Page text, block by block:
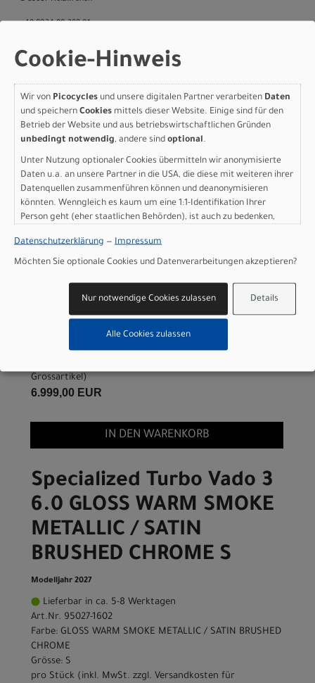
+49 8024 90 288 01
Varianten
Specialized Turbo Vado 3
6.0 GLOSS WARM SMOKE
METALLIC / SATIN
BRUSHED CHROME XL
Modelljahr 2027
Art.Nr. 95027-1605
Farbe: GLOSS WARM SMOKE METALLIC / SATIN BRUSHED
Grösse: XL
Grossartikel)
6.999,00 EUR
IN DEN WARENKORB
Specialized Turbo Vado 3
6.0 GLOSS WARM SMOKE
METALLIC / SATIN
BRUSHED CHROME S
Modelljahr 2027
Lieferbar in ca. 5-8 Werktagen
Art.Nr. 95027-1602
Farbe: GLOSS WARM SMOKE METALLIC / SATIN BRUSHED
CHROME
Grösse: S
pro Stück (inkl. MwSt. zzgl. Versandkosten für
Cookie-Hinweis
Wir von Picocycles und unsere digitalen Partner verarbeiten Daten
und speichern Cookies mittels dieser Website. Einige sind für den
Betrieb der Website und aus betriebswirtschaftlichen Gründen
unbedingt notwendig, andere sind optional.
Unter Nutzung optionaler Cookies übermitteln wir anonymisierte
Daten u.a. an unsere Partner in die USA, die diese mit weiteren ihrer
Datenquellen zusammenführen können und deanonymisieren
könnten. Wenngleich es kaum um eine 1:1-Identifikation Ihrer
Person geht (eher staatlichen Behörden), ist auch zu bedenken,
sind wie bei uns in der Europäischen Union.
Datenschutzerklärung — Impressum
Möchten Sie optionale Cookies und Datenverarbeitungen akzeptieren?
Details
Nur notwendige Cookies zulassen
Alle Cookies zulassen